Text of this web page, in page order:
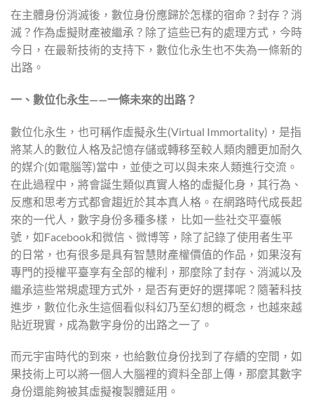
在主體身份消滅後，數位身份應歸於怎樣的宿命？封存？消
滅？作為虛擬財產被繼承？除了這些已有的處理方式，今時
今日，在最新技術的支持下，數位化永生也不失為一條新的
出路。
一、數位化永生——一條未來的出路？
數位化永生，也可稱作虛擬永生(Virtual Immortality)，是指
將某人的數位人格及記憶存儲或轉移至較人類肉體更加耐久
的媒介(如電腦等)當中，並使之可以與未來人類進行交流。
在此過程中，將會誕生類似真實人格的虛擬化身，其行為、
反應和思考方式都會趨近於其本真人格。在網路時代成長起
來的一代人，數字身份多種多樣， 比如一些社交平臺帳
號，如Facebook和微信、微博等，除了記錄了使用者生平
的日常，也有很多是具有智慧財產權價值的作品，如果沒有
專門的授權平臺享有全部的權利，那麼除了封存、消滅以及
繼承這些常規處理方式外，是否有更好的選擇呢？隨著科技
進步，數位化永生這個看似科幻乃至幻想的概念，也越來越
貼近現實，成為數字身份的出路之一了。
而元宇宙時代的到來，也給數位身份找到了存續的空間，如
果技術上可以將一個人大腦裡的資料全部上傳，那麼其數字
身份還能夠被其虛擬複製體延用。